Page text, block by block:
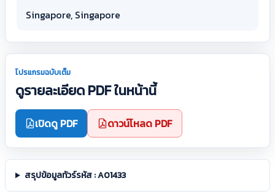
Singapore, Singapore
โปรแกรมฉบับเต็ม
ดูรายละเอียด PDF ในหน้านี้
เปิดดู PDF ดาวน์โหลด PDF
สรุปข้อมูลทัวร์รหัส : A01433